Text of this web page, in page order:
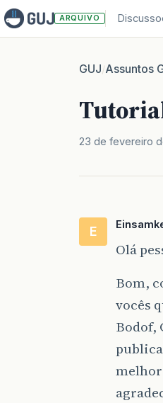
ARQUIVO
GUJ/Assuntos
23 de fevereiro
E
Olá
Bom,
vocês
Bodof,